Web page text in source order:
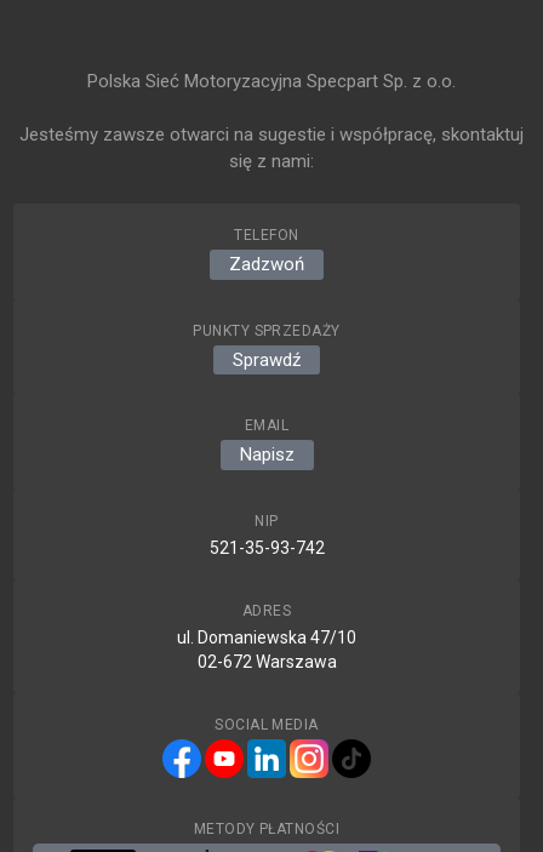
Polska Sieć Motoryzacyjna Specpart Sp. z o.o.
Jesteśmy zawsze otwarci na sugestie i współpracę, skontaktuj
się z nami:
TELEFON
Zadzwoń
PUNKTY SPRZEDAŻY
Sprawdź
EMAIL
Napisz
NIP
521-35-93-742
ADRES
ul. Domaniewska 47/10
02-672 Warszawa
SOCIAL MEDIA
METODY PŁATNOŚCI